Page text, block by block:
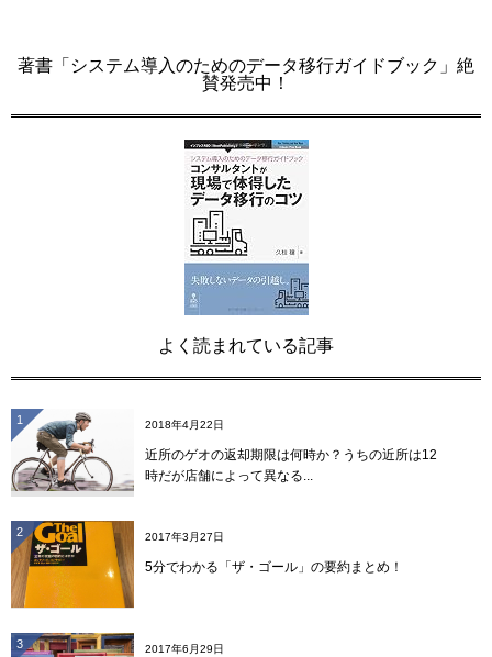
著書「システム導入のためのデータ移行ガイドブック」絶
賛発売中！
よく読まれている記事
1 2018年4月22日
近所のゲオの返却期限は何時か？うちの近所は12
時だが店舗によって異なる...
2 2017年3月27日
5分でわかる「ザ・ゴール」の要約まとめ！
3 2017年6月29日